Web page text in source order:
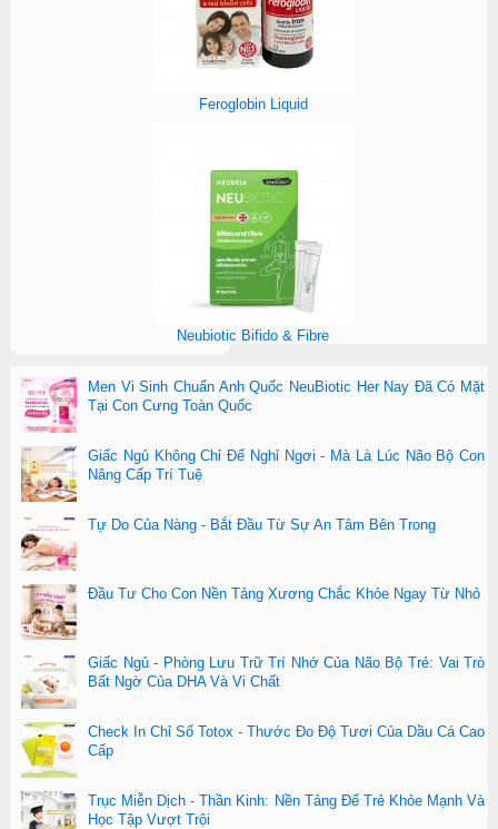
Feroglobin Liquid
Neubiotic Bifido & Fibre
Men Vi Sinh Chuẩn Anh Quốc NeuBiotic Her Nay Đã Có Mặt
Tại Con Cưng Toàn Quốc
Giấc Ngủ Không Chỉ Để Nghỉ Ngơi - Mà Là Lúc Não Bộ Con
Nâng Cấp Trí Tuệ
Tự Do Của Nàng - Bắt Đầu Từ Sự An Tâm Bên Trong
Đầu Tư Cho Con Nền Tảng Xương Chắc Khỏe Ngay Từ Nhỏ
Giấc Ngủ - Phòng Lưu Trữ Trí Nhớ Của Não Bộ Trẻ: Vai Trò
Bất Ngờ Của DHA Và Vi Chất
Check In Chỉ Số Totox - Thước Đo Độ Tươi Của Dầu Cá Cao
Cấp
Trục Miễn Dịch - Thần Kinh: Nền Tảng Để Trẻ Khỏe Mạnh Và
Học Tập Vượt Trội